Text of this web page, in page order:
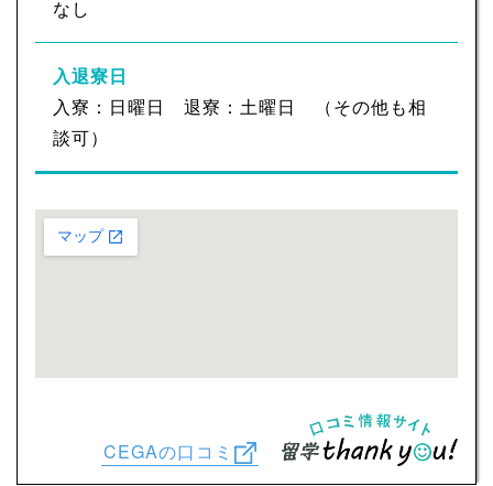
なし
入退寮日
入寮：日曜日 退寮：土曜日 （その他も相
談可）
CEGAの口コミ